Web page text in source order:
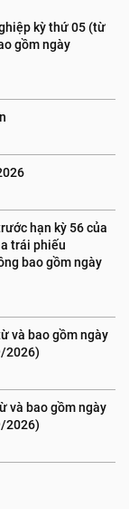
kỳ thứ 05 (từ
gồm ngày
hạn kỳ 56 của
trái phiếu
bao gồm ngày
và bao gồm ngày
2026)
và bao gồm ngày
2026)